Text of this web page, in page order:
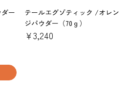
ー
テールエグゾティック /オレン
ジパウダー（70ｇ）
￥3,240